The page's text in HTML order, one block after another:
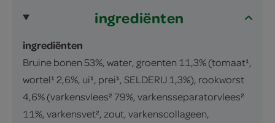
ingrediënten
ingrediënten
Bruine bonen 53%, water, groenten 11,3% (tomaat¹,
wortel¹ 2,6%, ui¹, prei¹, SELDERIJ 1,3%), rookworst
4,6% (varkensvlees² 79%, varkensseparatorvlees²
11%, varkensvet², zout, varkenscollageen,